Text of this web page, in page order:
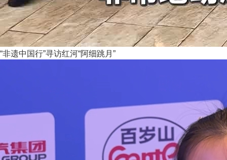
“非遗中国行”寻访红河“阿细跳月”